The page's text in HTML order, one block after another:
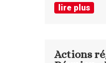
lire plus
Actions